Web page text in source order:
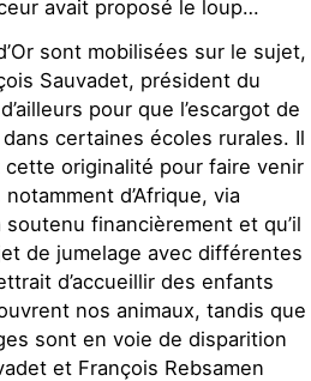
avait proposé le loup…
sont mobilisées sur le sujet,
Sauvadet, président du
pour que l’escargot de
certaines écoles rurales. Il
originalité pour faire venir
d’Afrique, via
soutenu financièrement et qu’il
de jumelage avec différentes
d’accueillir des enfants
nos animaux, tandis que
sont en voie de disparition
et François Rebsamen